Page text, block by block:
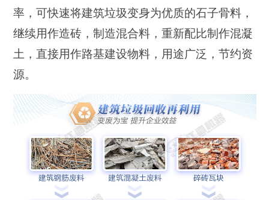
率，可快速将建筑垃圾变身为优质的石子骨料，
继续用作造砖，制造混合料，重新配比制作混凝
土，直接用作路基建设物料，用途广泛，节约资
源。